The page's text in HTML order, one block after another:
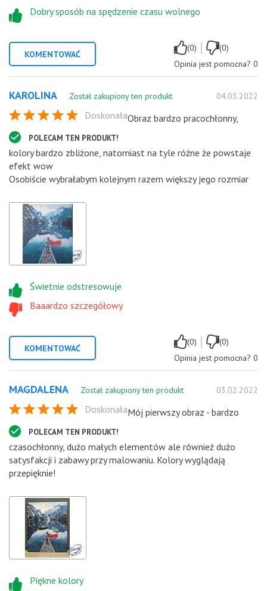
Dobry sposób na spędzenie czasu wolnego
KOMENTOWAĆ
(0) |
(0)
Opinia jest pomocna? 0
KAROLINA Został zakupiony ten produkt 04.03.2022
Doskonała
POLECAM TEN PRODUKT!
Obraz bardzo pracochłonny,
kolory bardzo zbliżone, natomiast na tyle różne że powstaje
efekt wow
Osobiście wybrałabym kolejnym razem większy jego rozmiar
Baaardzo szczegółowy
Świetnie odstresowuje
KOMENTOWAĆ
(0) |
(0)
Opinia jest pomocna? 0
MAGDALENA Został zakupiony ten produkt 03.02.2022
Doskonała
POLECAM TEN PRODUKT!
Mój pierwszy obraz - bardzo
czasochłonny, dużo małych elementów ale również dużo
satysfakcji i zabawy przy malowaniu. Kolory wyglądają
przepięknie!
Piękne kolory